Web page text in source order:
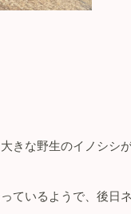
きな野生のイノシシ
ているようで、後日